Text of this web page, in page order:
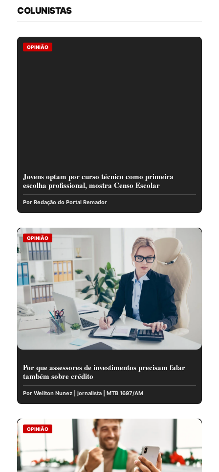
COLUNISTAS
OPINIÃO
Jovens optam por curso técnico como primeira
escolha profissional, mostra Censo Escolar
Por Redação do Portal Remador
OPINIÃO
Por que assessores de investimentos precisam falar
também sobre crédito
Por Weliton Nunez | jornalista | MTB 1697/AM
OPINIÃO